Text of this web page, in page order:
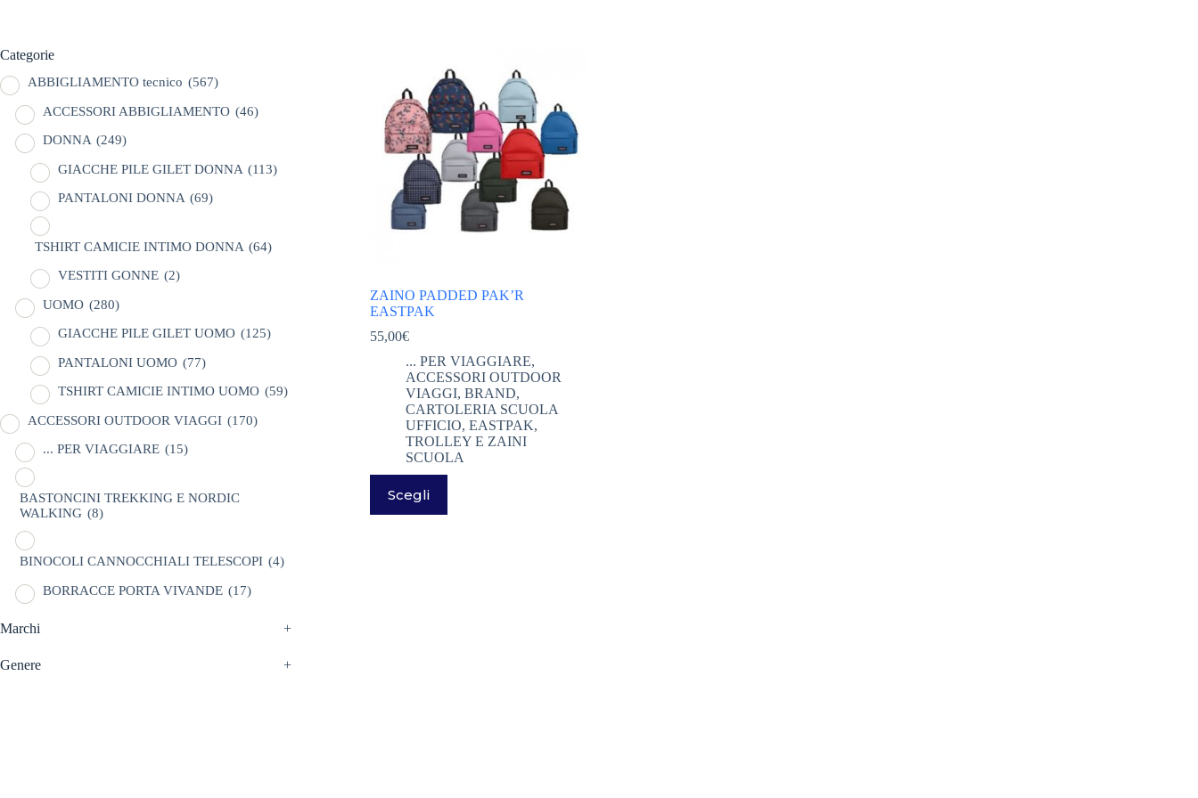
ZAINO PADDED PAK’R
EASTPAK
55,00€
... PER VIAGGIARE,
ACCESSORI OUTDOOR
VIAGGI, BRAND,
CARTOLERIA SCUOLA
UFFICIO, EASTPAK,
TROLLEY E ZAINI
SCUOLA
Scegli
prodotto
ha
Categorie
ABBIGLIAMENTO tecnico (567)
ACCESSORI ABBIGLIAMENTO (46)
DONNA (249)
GIACCHE PILE GILET DONNA (113)
PANTALONI DONNA (69)
TSHIRT CAMICIE INTIMO DONNA (64)
VESTITI GONNE (2)
UOMO (280)
GIACCHE PILE GILET UOMO (125)
PANTALONI UOMO (77)
TSHIRT CAMICIE INTIMO UOMO (59)
ACCESSORI OUTDOOR VIAGGI (170)
... PER VIAGGIARE (15)
BASTONCINI TREKKING E NORDIC
WALKING (8)
BINOCOLI CANNOCCHIALI TELESCOPI (4)
BORRACCE PORTA VIVANDE (17)
Marchi +
Genere +